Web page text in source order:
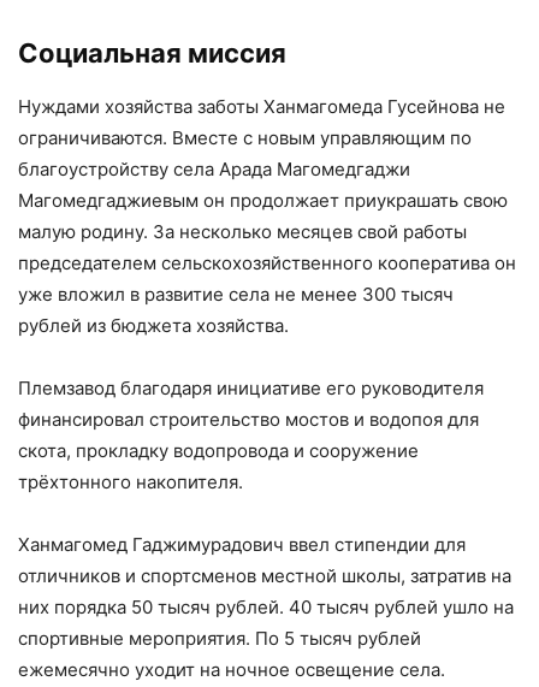
Социальная миссия
Нуждами хозяйства заботы Ханмагомеда Гусейнова не
ограничиваются. Вместе с новым управляющим по
благоустройству села Арада Магомедгаджи
Магомедгаджиевым он продолжает приукрашать свою
малую родину. За несколько месяцев свой работы
председателем сельскохозяйственного кооператива он
уже вложил в развитие села не менее 300 тысяч
рублей из бюджета хозяйства.
Племзавод благодаря инициативе его руководителя
финансировал строительство мостов и водопоя для
скота, прокладку водопровода и сооружение
трёхтонного накопителя.
Ханмагомед Гаджимурадович ввел стипендии для
отличников и спортсменов местной школы, затратив на
них порядка 50 тысяч рублей. 40 тысяч рублей ушло на
спортивные мероприятия. По 5 тысяч рублей
ежемесячно уходит на ночное освещение села.